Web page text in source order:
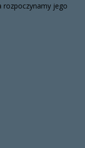
rozpoczynamy jego